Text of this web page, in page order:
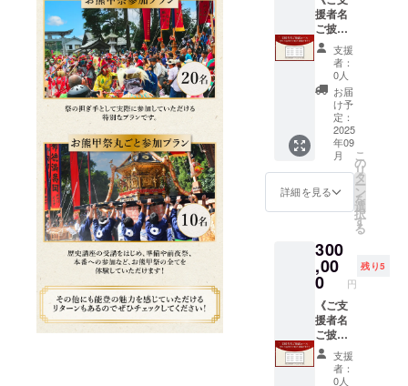
ずご記
載くだ
さ
い）。
ご希望
に添え
ない場
合は
メール
でご相
談しま
す。
・集合
場所：
石川県
七尾市
中島町
上畠6-
26（駐
車場
有） ・
持ち
物：汚
れても
よい服
※1支援
につき
大人1名
まで。
高校生
までは
追加料
金なし
で同行
可能。
考欄に
ご入力
くださ
（ニッ
クネー
可）。
間】9月
20日の
お祭り
で掲げ
たあ
と、翌
年のお
祭りま
で中島
町お熊
甲祭神
社・社
務所に
展示致
します
年９月
まで）
※ご希望
のお名
前を備
考欄に
ご入力
くださ
い
（ニッ
援者名
ご披露
コー
ス》万
博披露
時、9月
の祭り
で掲げ
るボー
ドにお
名前を
掲載い
たしま
す 【お
名前の
イズ】
4cmx1
2cm程
度 【掲
載期
間】9月
20日の
お祭り
で掲げ
たあ
支援
者：
0人
お届
け予
定：
2025
年09
月
詳細を見る
こ
の
リ
タ
ー
ン
を
選
択
す
る
300
,00
0 円
残り5
《ご支
援者名
ご披露
コー
ス》万
博披露
支援
者：
0人